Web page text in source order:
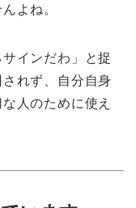
よね。
インだわ」と捉
れず、自分自身
人のために使え